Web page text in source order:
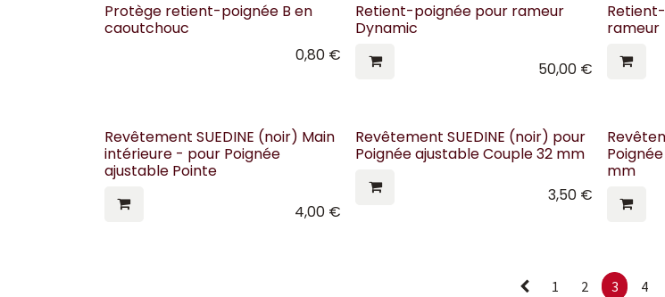
Protège retient-poignée B en
caoutchouc
0,80 €
Retient-poignée pour rameur
Dynamic
50,00€
rameur
Revêtement SUEDINE (noir) Main
intérieure - pour Poignée
ajustable Pointe
4,00 €
Revêtement SUEDINE (noir) pour
Poignée ajustable Couple 32 mm
3,50€
mm
1 2 3 4